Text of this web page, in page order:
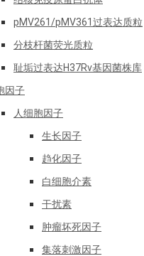
pMV261/pMV361过表达质粒
分枝杆菌荧光质粒
耻垢过表达H37Rv基因菌株库
因子
人细胞因子
生长因子
趋化因子
白细胞介素
干扰素
肿瘤坏死因子
集落刺激因子